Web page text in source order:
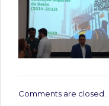
Comments are closed.